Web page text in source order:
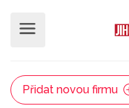
Přidat novou firmu